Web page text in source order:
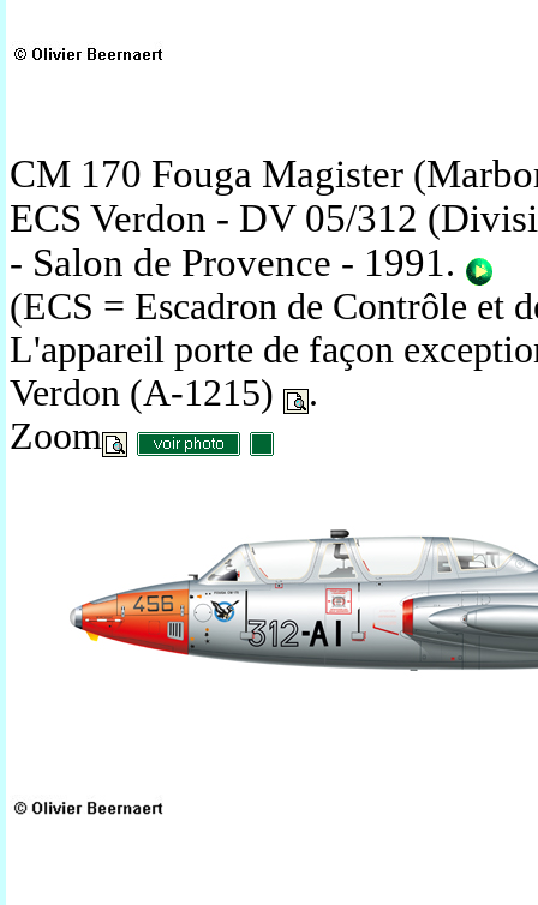
CM 170 Fouga Magister
ECS Verdon - DV 05/312
- Salon de Provence - 1991 .
(ECS = Escadron de Contrôle et
L'appareil porte de façon
Verdon (A-1215)
.
Zoom